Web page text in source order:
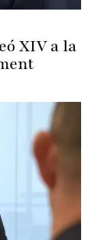
XIV a la